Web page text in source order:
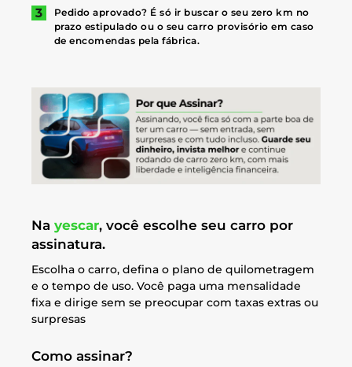
Pedido aprovado? É só ir buscar o seu zero km no
prazo estipulado ou o seu carro provisório em caso
de encomendas pela fábrica.
Na yescar, você escolhe seu carro por
assinatura.
Escolha o carro, defina o plano de quilometragem
e o tempo de uso. Você paga uma mensalidade
fixa e dirige sem se preocupar com taxas extras ou
surpresas
Como assinar?